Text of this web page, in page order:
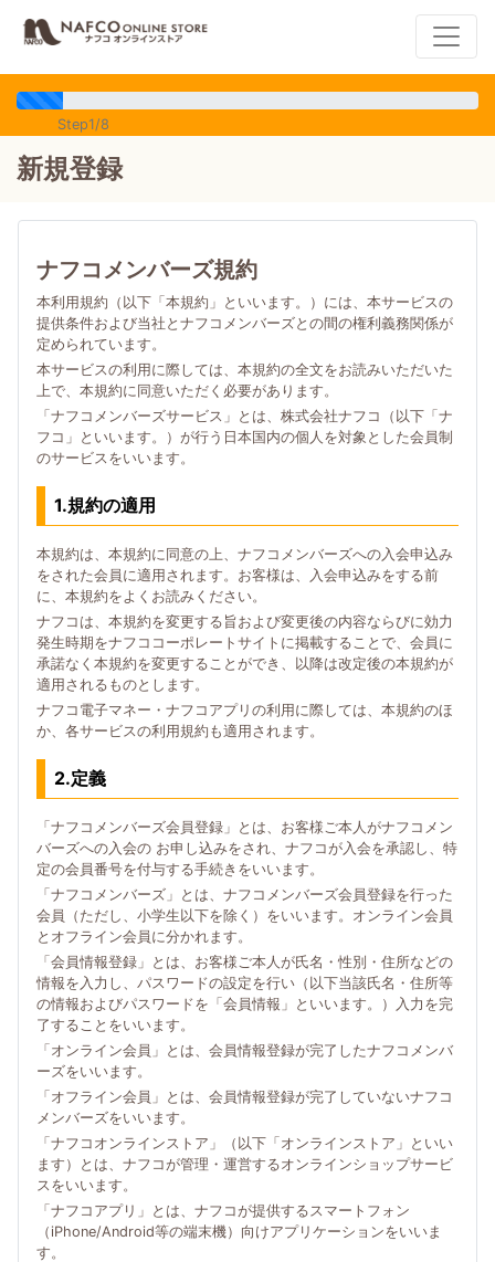
Step1/8
新規登録
ナフコメンバーズ規約
本利用規約（以下「本規約」といいます。）には、本サービスの
提供条件および当社とナフコメンバーズとの間の権利義務関係が
定められています。
本サービスの利用に際しては、本規約の全文をお読みいただいた
上で、本規約に同意いただく必要があります。
「ナフコメンバーズサービス」とは、株式会社ナフコ（以下「ナ
フコ」といいます。）が行う日本国内の個人を対象とした会員制
のサービスをいいます。
1.規約の適用
本規約は、本規約に同意の上、ナフコメンバーズへの入会申込み
をされた会員に適用されます。お客様は、入会申込みをする前
に、本規約をよくお読みください。
ナフコは、本規約を変更する旨および変更後の内容ならびに効力
発生時期をナフココーポレートサイトに掲載することで、会員に
承諾なく本規約を変更することができ、以降は改定後の本規約が
適用されるものとします。
ナフコ電子マネー・ナフコアプリの利用に際しては、本規約のほ
か、各サービスの利用規約も適用されます。
2.定義
「ナフコメンバーズ会員登録」とは、お客様ご本人がナフコメン
バーズへの入会の お申し込みをされ、ナフコが入会を承認し、特
定の会員番号を付与する手続きをいいます。
「ナフコメンバーズ」とは、ナフコメンバーズ会員登録を行った
会員（ただし、小学生以下を除く）をいいます。オンライン会員
とオフライン会員に分かれます。
「会員情報登録」とは、お客様ご本人が氏名・性別・住所などの
情報を入力し、パスワードの設定を行い（以下当該氏名・住所等
の情報およびパスワードを「会員情報」といいます。）入力を完
了することをいいます。
「オンライン会員」とは、会員情報登録が完了したナフコメンバ
ーズをいいます。
「オフライン会員」とは、会員情報登録が完了していないナフコ
メンバーズをいいます。
「ナフコオンラインストア」（以下「オンラインストア」といい
ます）とは、ナフコが管理・運営するオンラインショップサービ
スをいいます。
「ナフコアプリ」とは、ナフコが提供するスマートフォン
（iPhone/Android等の端末機）向けアプリケーションをいいま
す。